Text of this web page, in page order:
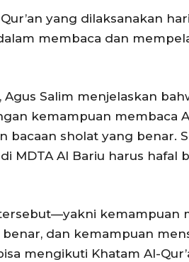
yang dilaksanakan
membaca dan
Agus Salim menjelaskan
kemampuan membaca
bacaan sholat yang benar.
MDTA Al Bariu harus hafal
kemampuan
dan kemampuan
mengikuti Khatam Al-